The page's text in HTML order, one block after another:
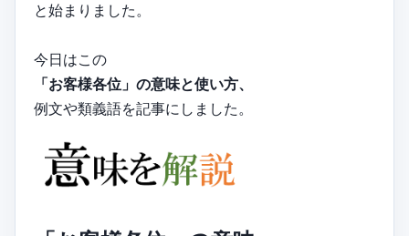
と始まりました。
今日はこの
「お客様各位」の意味と使い方、
例文や類義語を記事にしました。